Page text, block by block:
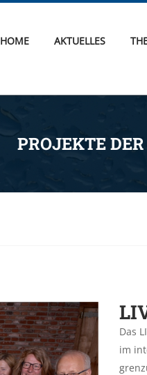
HOME AKTUELLES
PROJEKTE
Das
im